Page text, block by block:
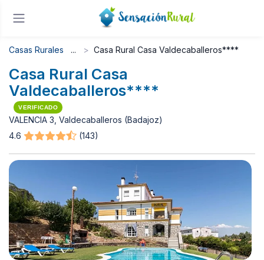
Casas Rurales Casa Rural Casa Valdecaballeros****
Casa Rural Casa
Valdecaballeros****
VERIFICADO
VALENCIA 3, Valdecaballeros (Badajoz)
4.6
(143)